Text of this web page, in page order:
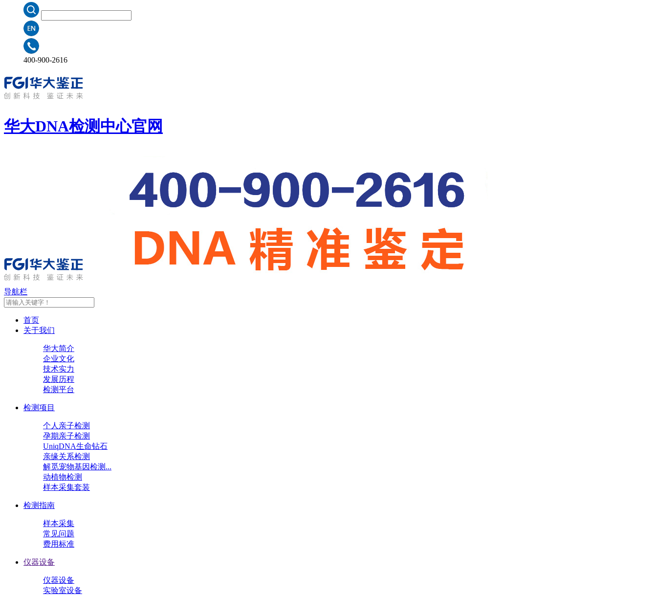
400-900-2616
华大DNA检测中心官网
导航栏
首页
关于我们
华大简介
企业文化
技术实力
发展历程
检测平台
检测项目
个人亲子检测
孕期亲子检测
UniqDNA生命钻石
亲缘关系检测
解觅宠物基因检测...
动植物检测
样本采集套装
检测指南
样本采集
常见问题
费用标准
仪器设备
仪器设备
实验室设备